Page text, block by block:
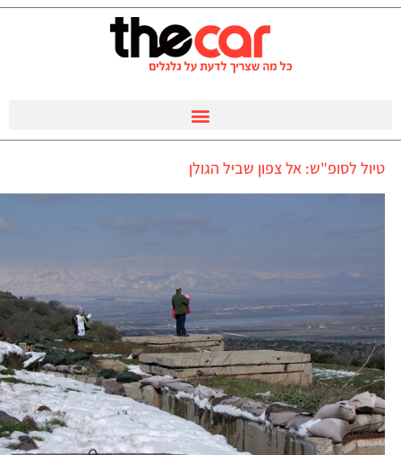
טיול לסופ"ש: אל צפון שביל הגולן